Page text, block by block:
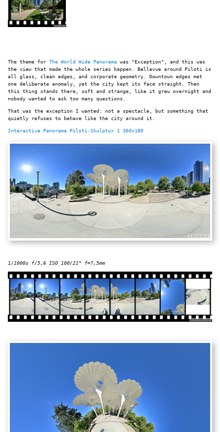
The theme for The World Wide Panorama was "Exception", and this was
the view that made the whole series happen. Bellevue around Piloti is
all glass, clean edges, and corporate geometry. Downtown edges met
one deliberate anomaly, yet the city kept its face straight. Then
this thing stands there, soft and strange, like it grew overnight and
nobody wanted to ask too many questions.
That was the exception I wanted: not a spectacle, but something that
quietly refuses to behave like the city around it.
Interactive Panorama Piloti-Skulptur 1 360x180
1/1000s f/5,6 ISO 100/21° f=7,5mm